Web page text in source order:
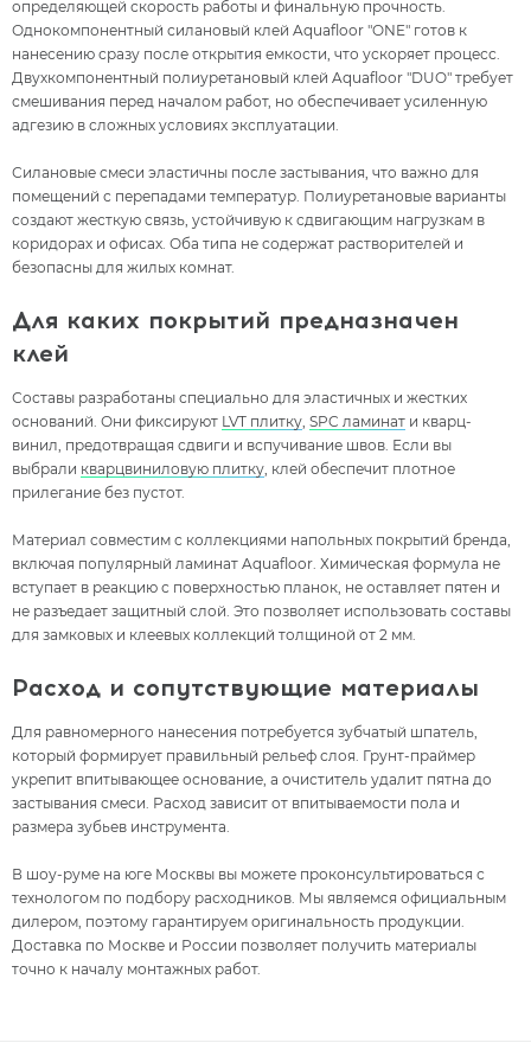
определяющей скорость работы и финальную прочность.
Однокомпонентный силановый клей Aquafloor "ONE" готов к
нанесению сразу после открытия емкости, что ускоряет процесс.
Двухкомпонентный полиуретановый клей Aquafloor "DUO" требует
смешивания перед началом работ, но обеспечивает усиленную
адгезию в сложных условиях эксплуатации.
Силановые смеси эластичны после застывания, что важно для
помещений с перепадами температур. Полиуретановые варианты
создают жесткую связь, устойчивую к сдвигающим нагрузкам в
коридорах и офисах. Оба типа не содержат растворителей и
безопасны для жилых комнат.
Для каких покрытий предназначен
клей
Составы разработаны специально для эластичных и жестких
оснований. Они фиксируют LVT плитку SPC ламинат и кварц-
винил, предотвращая сдвиги и вспучивание швов. Если вы
выбрали кварцвиниловую плитку , клей обеспечит плотное
прилегание без пустот.
Материал совместим с коллекциями напольных покрытий бренда,
включая популярный ламинат Aquafloor. Химическая формула не
вступает в реакцию с поверхностью планок, не оставляет пятен и
не разъедает защитный слой. Это позволяет использовать составы
для замковых и клеевых коллекций толщиной от 2 мм.
Расход и сопутствующие материалы
Для равномерного нанесения потребуется зубчатый шпатель,
который формирует правильный рельеф слоя. Грунт-праймер
укрепит впитывающее основание, а очиститель удалит пятна до
застывания смеси. Расход зависит от впитываемости пола и
размера зубьев инструмента.
В шоу-руме на юге Москвы вы можете проконсультироваться с
технологом по подбору расходников. Мы являемся официальным
дилером, поэтому гарантируем оригинальность продукции.
Доставка по Москве и России позволяет получить материалы
точно к началу монтажных работ.